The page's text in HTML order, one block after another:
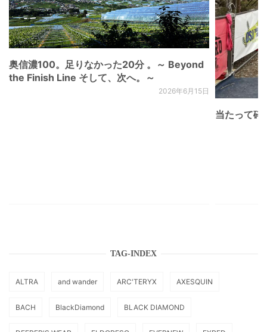
奥信濃100。足りなかった20分 。～ Beyond
the Finish Line そして、次へ。～
2026年6月15日
当たって砕
TAG-INDEX
ALTRA and wander ARC'TERYX AXESQUIN
BACH BlackDiamond BLACK DIAMOND